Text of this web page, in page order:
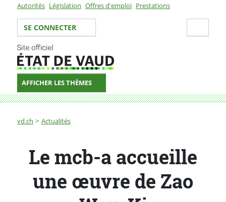
Sous-navigation
Autorités Législation Offres d'emploi Prestations
Votre identité
SE CONNECTER
AFFICHER LES THÈMES
Fil d'Ariane
vd.ch Actualités
Le mcb-a accueille une œuvre de Zao Wou-Ki
Le mcb-a accueille
une œuvre de Zao